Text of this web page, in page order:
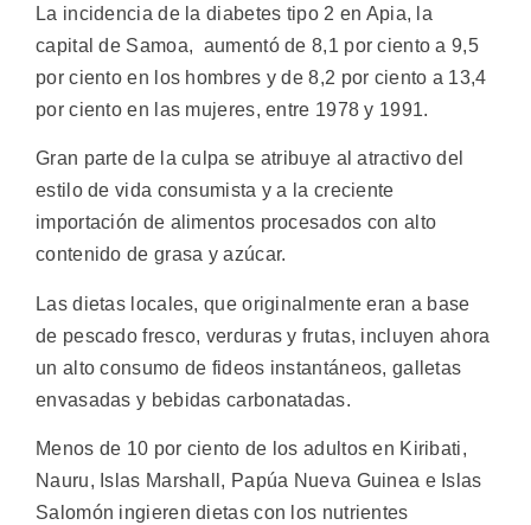
La incidencia de la diabetes tipo 2 en Apia, la
capital de Samoa, aumentó de 8,1 por ciento a 9,5
por ciento en los hombres y de 8,2 por ciento a 13,4
por ciento en las mujeres, entre 1978 y 1991.
Gran parte de la culpa se atribuye al atractivo del
estilo de vida consumista y a la creciente
importación de alimentos procesados con alto
contenido de grasa y azúcar.
Las dietas locales, que originalmente eran a base
de pescado fresco, verduras y frutas, incluyen ahora
un alto consumo de fideos instantáneos, galletas
envasadas y bebidas carbonatadas.
Menos de 10 por ciento de los adultos en Kiribati,
Nauru, Islas Marshall, Papúa Nueva Guinea e Islas
Salomón ingieren dietas con los nutrientes